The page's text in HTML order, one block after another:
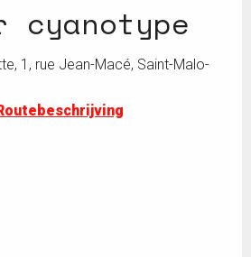
1, rue Jean-Macé, Saint-Malo-